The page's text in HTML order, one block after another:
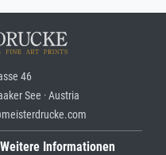
46
See · Austria
Weitere Informationen